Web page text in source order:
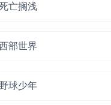
亡搁浅
部世界
球少年